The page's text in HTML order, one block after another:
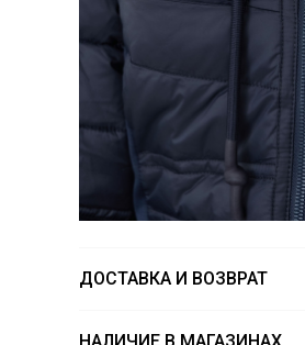
ДОСТАВКА И ВОЗВРАТ
НАЛИЧИЕ В МАГАЗИНАХ